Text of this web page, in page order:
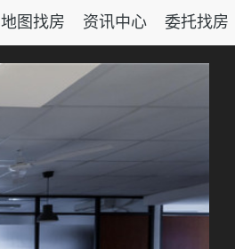
地图找房 资讯中心 委托找房